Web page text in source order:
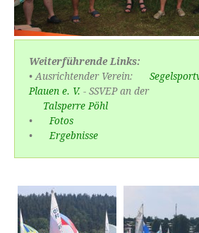
Weiterführende Links:
• Ausrichtender Verein:
Plauen e. V. - SSVEP an der
Talsperre Pöhl
•
Fotos
•
Ergebnisse